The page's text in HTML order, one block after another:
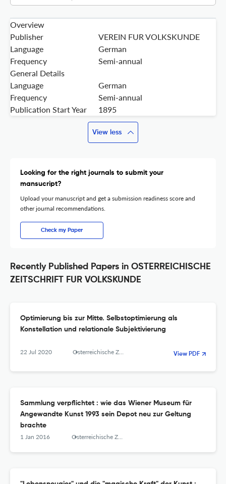
Overview
Publisher
VEREIN FUR VOLKSKUNDE
Language
German
Frequency
Semi-annual
General Details
Language
German
Frequency
Semi-annual
Publication Start Year
1895
View less
Looking for the right journals to submit your
mansucript?
Upload your manuscript and get a submission readiness score and
other journal recommendations.
Check my Paper
Recently Published Papers in OSTERREICHISCHE
ZEITSCHRIFT FUR VOLKSKUNDE
Optimierung bis zur Mitte. Selbstoptimierung als
Konstellation und relationale Subjektivierung
22 Jul 2020 Osterreichische Zeitschrift Fur Volkskunde View PDF
Sammlung verpflichtet : wie das Wiener Museum für
Angewandte Kunst 1993 sein Depot neu zur Geltung
brachte
1 Jan 2016 Osterreichische Zeitschrift Fur Volkskunde